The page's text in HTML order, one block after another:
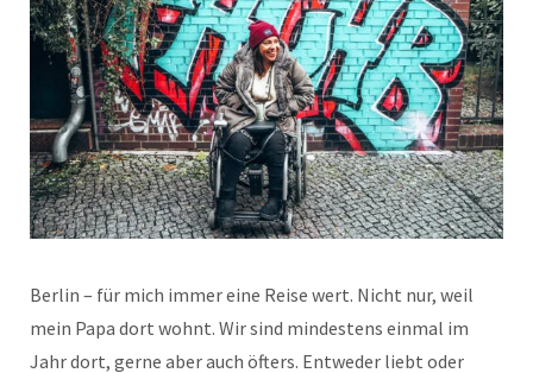
Berlin – für mich immer eine Reise wert. Nicht nur, weil
mein Papa dort wohnt. Wir sind mindestens einmal im
Jahr dort, gerne aber auch öfters. Entweder liebt oder